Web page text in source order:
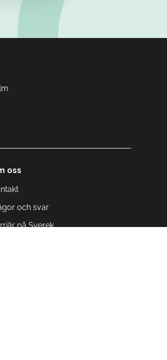
oss
och svar
på Sverek